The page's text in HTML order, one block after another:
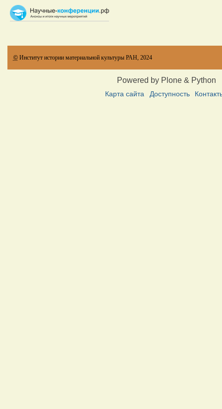
© Институт истории материальной культуры РАН, 2024
Powered by Plone & Python
Карта сайта Доступность